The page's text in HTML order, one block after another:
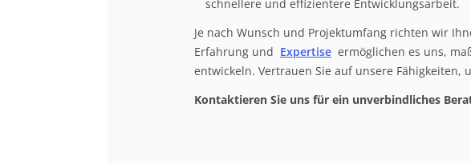
schnellere und effizientere Entwicklungsarbeit.
Je nach Wunsch und Projektumfang richten wir
Erfahrung und Expertise ermöglichen es uns,
entwickeln. Vertrauen Sie auf unsere
Kontaktieren Sie uns für ein unverbindliches